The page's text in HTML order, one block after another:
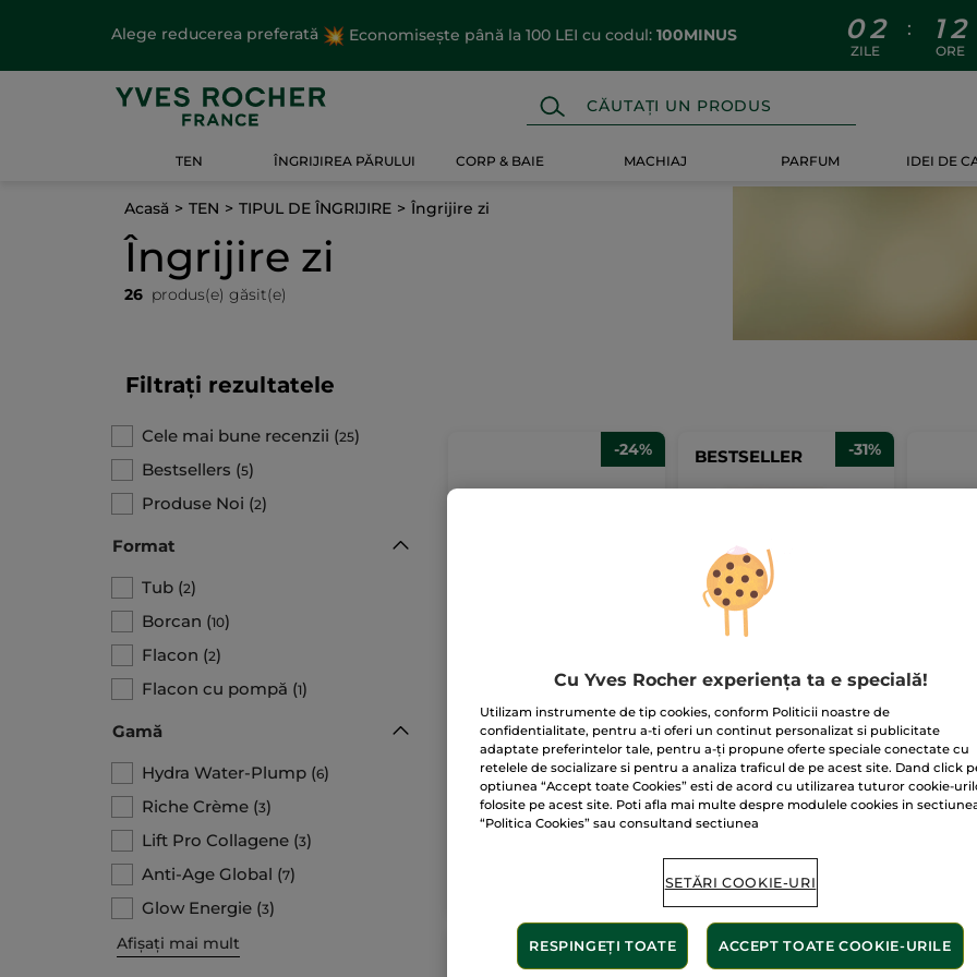
Alege reducerea preferată Economisește până la 100 LEI cu codul: 100MINUS 0 2
ZILE
: 1 2
ORE
TEN ÎNGRIJIREA PĂRULUI CORP & BAIE MACHIAJ PARFUM IDEI DE
Acasă TEN TIPUL DE ÎNGRIJIRE Îngrijire zi
Îngrijire zi
26 produs(e) găsit(e)
Filtrați rezultatele
Cele mai bune recenzii (25)
Bestsellers (5)
Produse Noi (2)
Format
Tub (2)
Borcan (10)
Flacon (2)
Flacon cu pompă (1)
Gamă
Hydra Water-Plump (6)
Riche Crème (3)
Lift Pro Collagene (3)
Anti-Age Global (7)
Glow Energie (3)
Afișați mai mult
-24%
Cremă BB hidratantă
40 ml - 4 culori
(79)
1.625.00 Lei / 1l
65.00 Lei 85.00 Lei
BESTSELLER -31%
Cremă
regeneratoare cu 30
de uleiuri preţioase
cutie 75 ml
75 ml
(1515)
2.120.00 Lei / 1l
159.00 Lei 229.00 Lei
ADĂUGAȚI ÎN
COȘ
1.053.34
BESTSELLER -29% -33%
Cu Yves Rocher experiența ta e specială!
Utilizam instrumente de tip cookies, conform Politicii noastre de
confidentialitate, pentru a-ti oferi un continut personalizat si publicitate
adaptate preferintelor tale, pentru a-ți propune oferte speciale conectate cu
retelele de socializare si pentru a analiza traficul de pe acest site. Dand click
optiunea “Accept toate Cookies” esti de acord cu utilizarea tuturor cookie-
folosite pe acest site. Poti afla mai multe despre modulele cookies in
“Politica Cookies” sau consultand sectiunea
SETĂRI COOKIE-URI
RESPINGEȚI TOATE ACCEPT TOATE COOKIE-URILE